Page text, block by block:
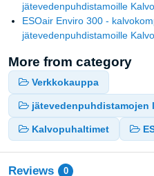
jätevedenpuhdistamoille
ESOair Enviro 300 -
jätevedenpuhdistamoille
More from category
Verkkokauppa
jätevedenpuhdistamojen
Kalvopuhaltimet
Reviews 0